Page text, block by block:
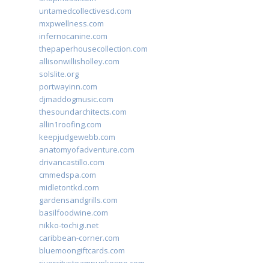
untamedcollectivesd.com
mxpwellness.com
infernocanine.com
thepaperhousecollection.com
allisonwillisholley.com
solslite.org
portwayinn.com
djmaddogmusic.com
thesoundarchitects.com
allin1roofing.com
keepjudgewebb.com
anatomyofadventure.com
drivancastillo.com
cmmedspa.com
midletontkd.com
gardensandgrills.com
basilfoodwine.com
nikko-tochigi.net
caribbean-corner.com
bluemoongiftcards.com